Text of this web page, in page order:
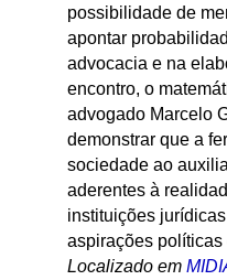
possibilidade de
apontar
advocacia e na
encontro, o
advogado Marcelo
demonstrar que a
sociedade ao
aderentes à
instituições
aspirações políticas
Localizado em